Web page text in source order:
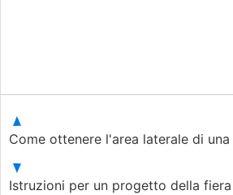
Come ottenere l'area laterale di
Istruzioni per un progetto della